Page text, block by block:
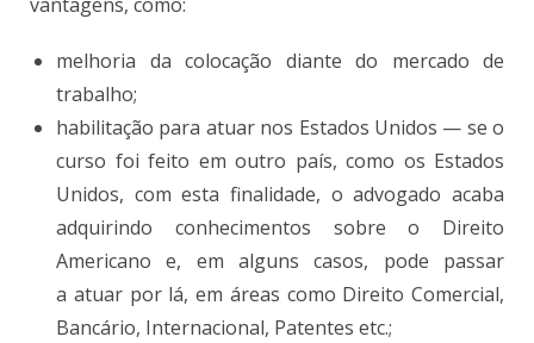
melhoria da colocação diante do mercado de
trabalho;
habilitação para atuar nos Estados Unidos — se o
curso foi feito em outro país, como os Estados
Unidos, com esta finalidade, o advogado acaba
adquirindo conhecimentos sobre o Direito
Americano e, em alguns casos, pode passar
a atuar por lá, em áreas como Direito Comercial,
Bancário, Internacional, Patentes etc.;